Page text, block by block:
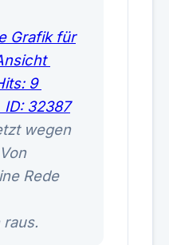
wegen
Rede
raus.